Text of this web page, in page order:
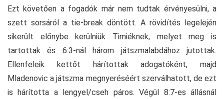
Ezt követően a fogadók már nem tudtak érvényesülni, a
szett sorsáról a tie-break döntött. A rövidítés legelején
sikerült előnybe kerülniük Timiéknek, melyet meg is
tartottak és 6:3-nál három játszmalabdához jutottak.
Ellenfeleik kettőt hárítottak adogatóként, majd
Mladenovic a játszma megnyeréséért szerválhatott, de ezt
is hárította a lengyel/cseh páros. Végül 8:7-es állásnál